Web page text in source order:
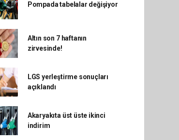
Pompada tabelalar değişiyor
Altın son 7 haftanın
zirvesinde!
LGS yerleştirme sonuçları
açıklandı
Akaryakıta üst üste ikinci
indirim